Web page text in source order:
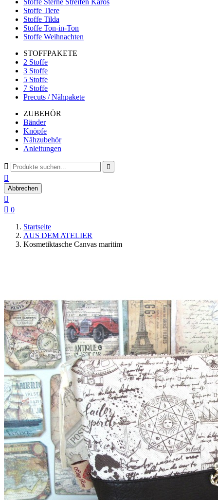
Stoffe Sterne Streifen Karos
Stoffe Tiere
Stoffe Tilda
Stoffe Ton-in-Ton
Stoffe Weihnachten
STOFFPAKETE
2 Stoffe
3 Stoffe
5 Stoffe
7 Stoffe
Precuts / Nähpakete
ZUBEHÖR
Bänder
Knöpfe
Nähzubehör
Anleitungen
 

Abbrechen

 0
Startseite
AUS DEM ATELIER
Kosmetiktasche Canvas maritim